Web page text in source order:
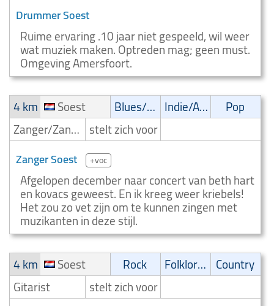
Drummer Soest
Ruime ervaring .10 jaar niet gespeeld, wil weer
wat muziek maken. Optreden mag; geen must.
Omgeving Amersfoort.
4 km
Soest Blues/Swing Indie/Alternative
Pop
Zanger/Zangeres stelt zich voor
Zanger Soest +voc
Afgelopen december naar concert van beth hart
en kovacs geweest. En ik kreeg weer kriebels!
Het zou zo vet zijn om te kunnen zingen met
muzikanten in deze stijl.
4 km
Soest Rock Folklore/Irish folk Country
Gitarist
stelt zich voor